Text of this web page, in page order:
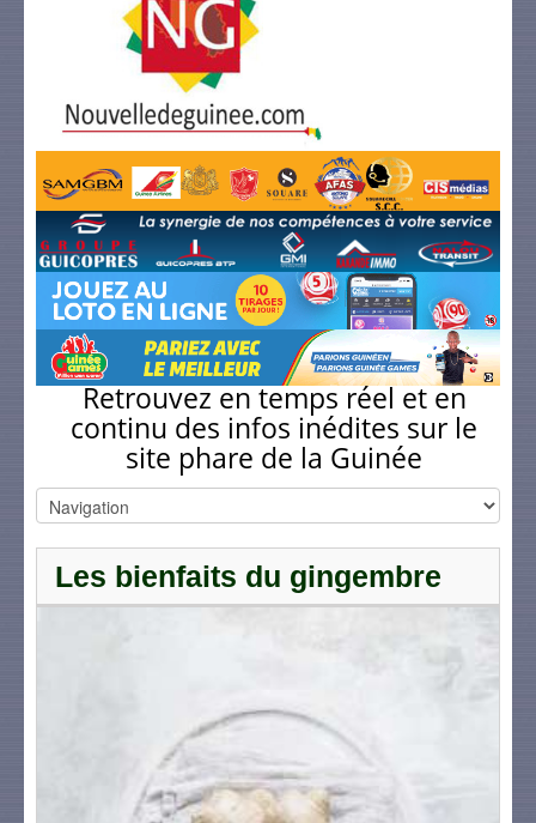
Retrouvez en temps réel et en
continu des infos inédites sur le
site phare de la Guinée
Les bienfaits du gingembre